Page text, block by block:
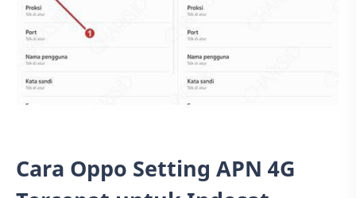
Cara Oppo Setting APN 4G